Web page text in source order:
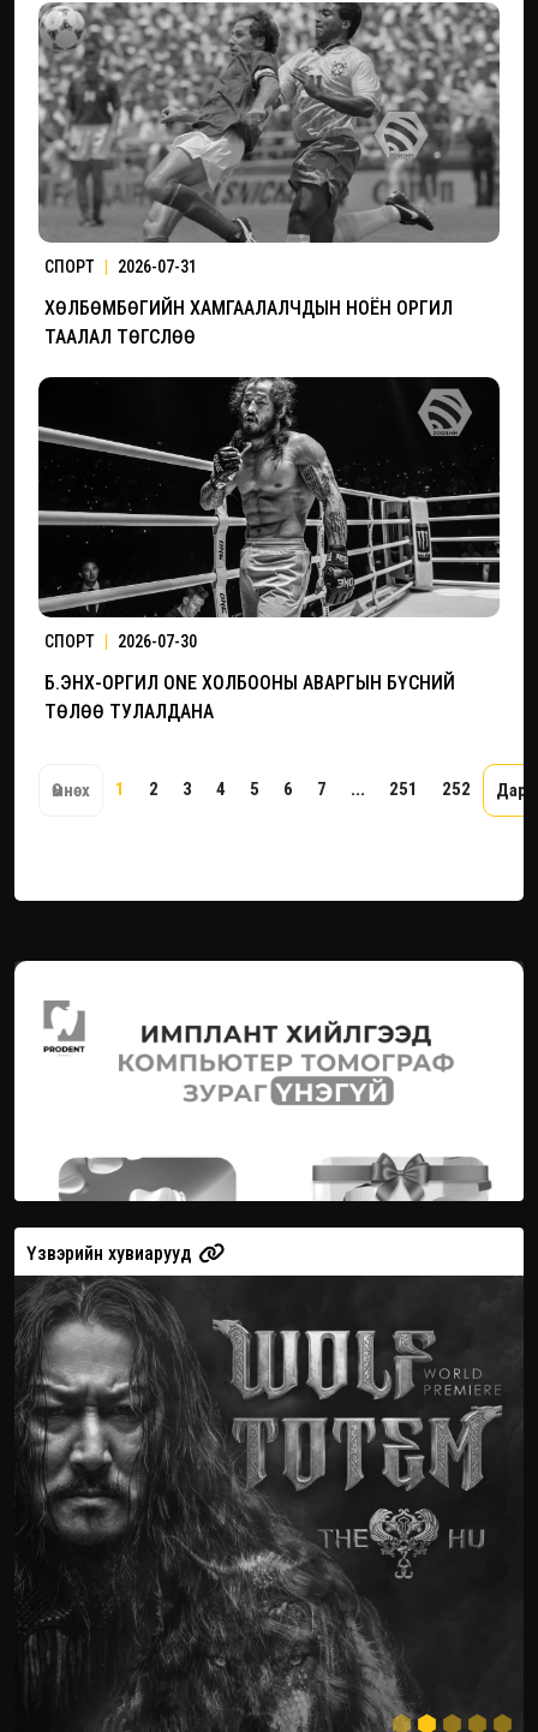
СПОРТ 2026-07-31
ХӨЛБӨМБӨГИЙН ХАМГААЛАЛЧДЫН НОЁН ОРГИЛ
ТААЛАЛ ТӨГСЛӨӨ
СПОРТ 2026-07-30
Б.ЭНХ-ОРГИЛ ONE ХОЛБООНЫ АВАРГЫН БҮСНИЙ
ТӨЛӨӨ ТУЛАЛДАНА
Өмнөх 1 2 3 4 5 6 7 ... 251 252
Үзвэрийн хувиарууд